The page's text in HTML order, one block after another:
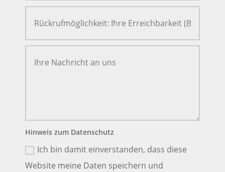
Hinweis zum Datenschutz
Ich bin damit einverstanden, dass diese
Website meine Daten speichern und